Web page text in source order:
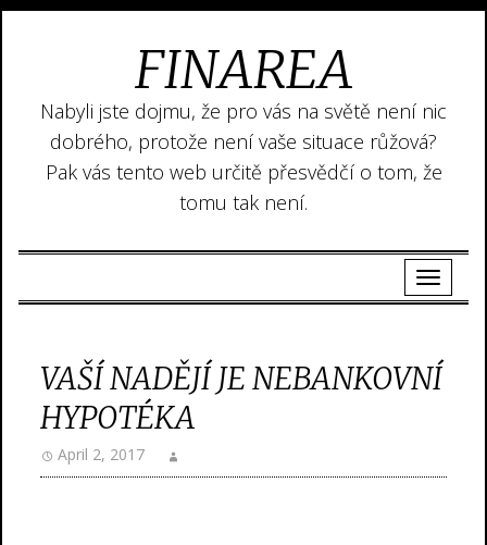
FINAREA
Nabyli jste dojmu, že pro vás na světě není nic
dobrého, protože není vaše situace růžová?
Pak vás tento web určitě přesvědčí o tom, že
tomu tak není.
VAŠÍ NADĚJÍ JE NEBANKOVNÍ
HYPOTÉKA
April 2, 2017